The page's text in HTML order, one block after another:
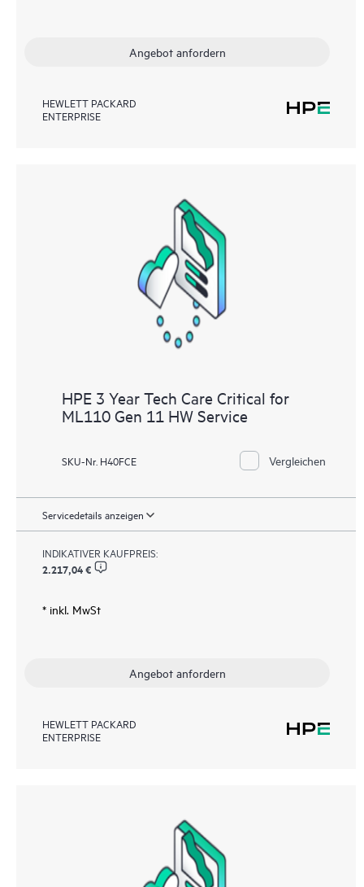
Angebot anfordern
HEWLETT PACKARD
ENTERPRISE
HPE 3 Year Tech Care Critical for
ML110 Gen 11 HW Service
SKU-Nr. H40FCE Vergleichen
Servicedetails anzeigen
INDIKATIVER KAUFPREIS:
2.217,04 €
* inkl. MwSt
Angebot anfordern
HEWLETT PACKARD
ENTERPRISE